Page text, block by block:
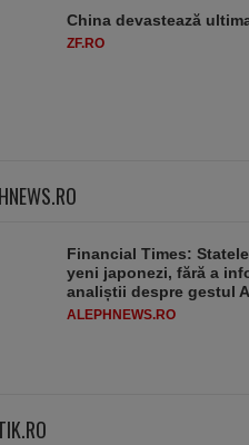
China devastează
ZF.RO
Financial Times:
yeni japonezi, fără a
analiștii despre gestul
ALEPHNEWS.RO